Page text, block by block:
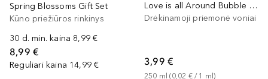
Spring Blossoms Gift Set
Kūno priežiūros rinkinys
30 d. min. kaina 8,99 €
8,99 €
Reguliari kaina 14,99 €
Love is all Around Bubble Bath
Drėkinamoji priemonė voniai
3,99 €
250 ml (0,02 € / 1 ml)